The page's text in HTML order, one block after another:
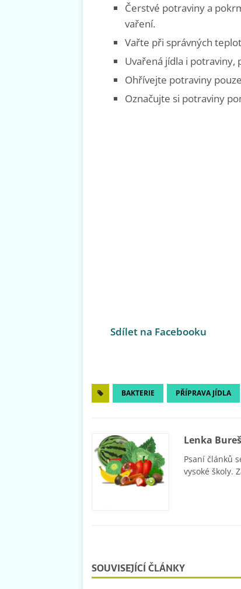
Čerstvé potraviny a
vaření.
Vařte při správných
Uvařená jídla i potraviny,
Ohřívejte potraviny
Označujte si potraviny
Sdílet na Facebooku
BAKTERIE PŘÍPRAVA JÍDLA
Lenka
Psaní článků
vysoké školy.
SOUVISEJÍCÍ ČLÁNKY